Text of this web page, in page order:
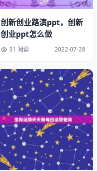
负责人，所以在平时团队
着急。因为有太多事我需
重要的景色和机会。所以
作状态，我就像，谁犯错
创新创业路演ppt，创新
创业ppt怎么做
31 阅读 2022-07-28